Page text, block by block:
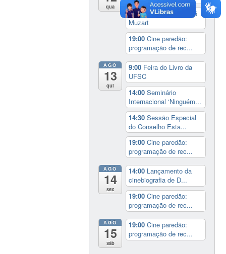
qua
17:00 3º Prêmio Zahidé
Muzart
19:00Cine paredão:
programação de rec...
AGO
13
qui
9:00 Feira do Livro da
UFSC
14:00Seminário
Internacional ‘Ninguém...
14:30Sessão Especial
do Conselho Esta...
19:00Cine paredão:
programação de rec...
AGO
14
sex
14:00 Lançamento da
cinebiografia de D...
19:00Cine paredão:
programação de rec...
AGO
15
sáb
19:00Cine paredão:
programação de rec...